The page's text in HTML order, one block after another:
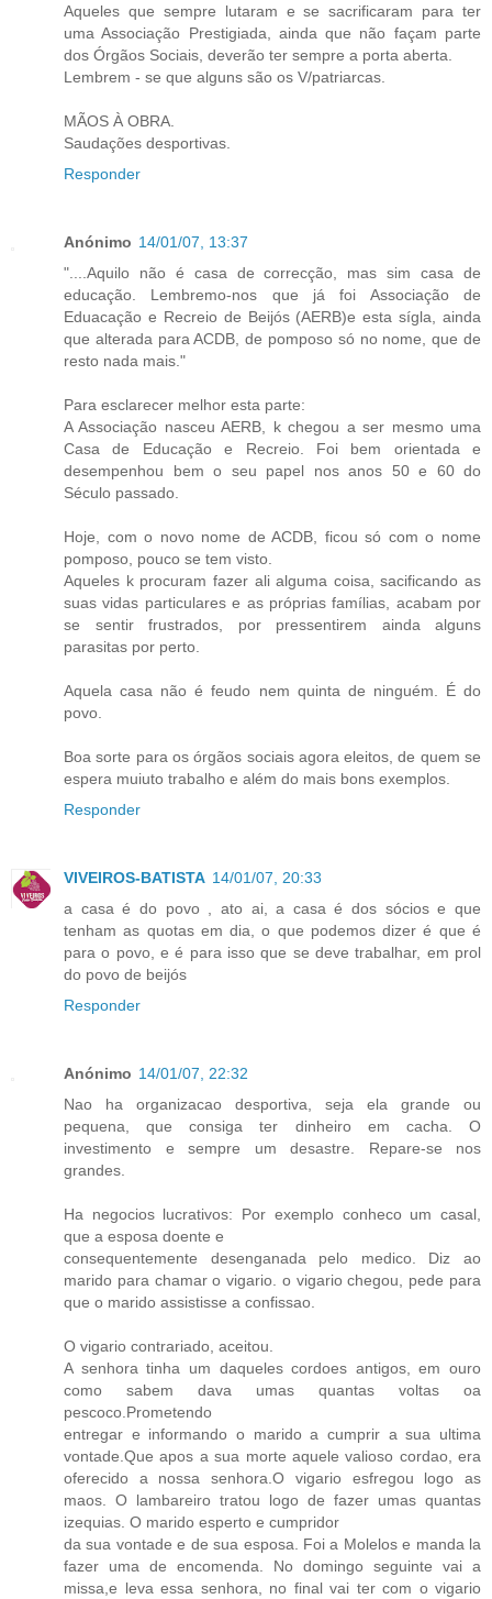
Aqueles que sempre lutaram e se sacrificaram para ter
uma Associação Prestigiada, ainda que não façam parte
dos Órgãos Sociais, deverão ter sempre a porta aberta.
Lembrem - se que alguns são os V/patriarcas.
MÃOS À OBRA.
Saudações desportivas.
Responder
Anónimo 14/01/07, 13:37
"....Aquilo não é casa de correcção, mas sim casa de
educação. Lembremo-nos que já foi Associação de
Eduacação e Recreio de Beijós (AERB)e esta sígla, ainda
que alterada para ACDB, de pomposo só no nome, que de
resto nada mais."
Para esclarecer melhor esta parte:
A Associação nasceu AERB, k chegou a ser mesmo uma
Casa de Educação e Recreio. Foi bem orientada e
desempenhou bem o seu papel nos anos 50 e 60 do
Século passado.
Hoje, com o novo nome de ACDB, ficou só com o nome
pomposo, pouco se tem visto.
Aqueles k procuram fazer ali alguma coisa, sacificando as
suas vidas particulares e as próprias famílias, acabam por
se sentir frustrados, por pressentirem ainda alguns
parasitas por perto.
Aquela casa não é feudo nem quinta de ninguém. É do
povo.
Boa sorte para os órgãos sociais agora eleitos, de quem se
espera muiuto trabalho e além do mais bons exemplos.
Responder
VIVEIROS-BATISTA 14/01/07, 20:33
a casa é do povo , ato ai, a casa é dos sócios e que
tenham as quotas em dia, o que podemos dizer é que é
para o povo, e é para isso que se deve trabalhar, em prol
do povo de beijós
Responder
Anónimo 14/01/07, 22:32
Nao ha organizacao desportiva, seja ela grande ou
pequena, que consiga ter dinheiro em cacha. O
investimento e sempre um desastre. Repare-se nos
grandes.
Ha negocios lucrativos: Por exemplo conheco um casal,
que a esposa doente e
consequentemente desenganada pelo medico. Diz ao
marido para chamar o vigario. o vigario chegou, pede para
que o marido assistisse a confissao.
O vigario contrariado, aceitou.
A senhora tinha um daqueles cordoes antigos, em ouro
como sabem dava umas quantas voltas oa
pescoco.Prometendo
entregar e informando o marido a cumprir a sua ultima
vontade.Que apos a sua morte aquele valioso cordao, era
oferecido a nossa senhora.O vigario esfregou logo as
maos. O lambareiro tratou logo de fazer umas quantas
izequias. O marido esperto e cumpridor
da sua vontade e de sua esposa. Foi a Molelos e manda la
fazer uma de encomenda. No domingo seguinte vai a
missa,e leva essa senhora, no final vai ter com o vigario